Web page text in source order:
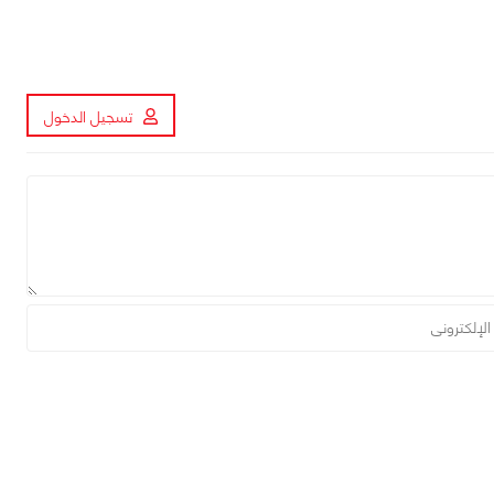
تسجيل الدخول